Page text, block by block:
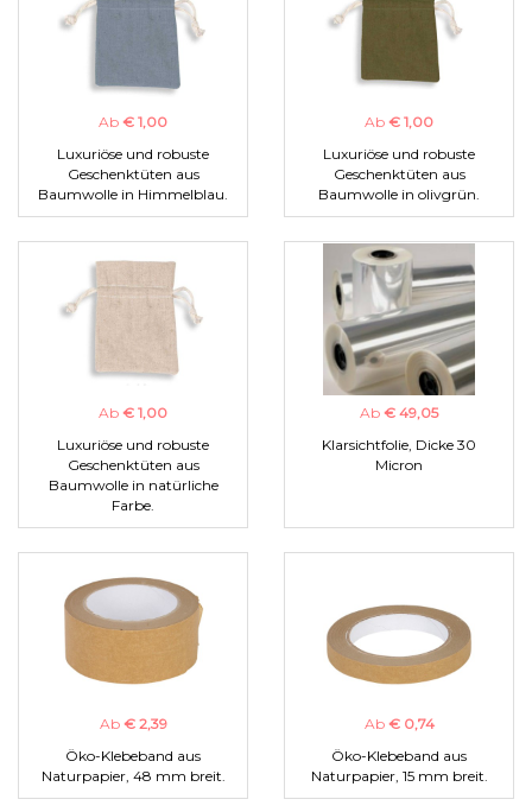
Ab € 1,00
Luxuriöse und robuste
Geschenktüten aus
Baumwolle in Himmelblau.
Ab € 1,00
Luxuriöse und robuste
Geschenktüten aus
Baumwolle in olivgrün.
Ab € 1,00
Luxuriöse und robuste
Geschenktüten aus
Baumwolle in natürliche
Farbe.
Ab € 49,05
Klarsichtfolie, Dicke 30
Micron
Ab € 2,39
Öko-Klebeband aus
Naturpapier, 48 mm breit.
Ab € 0,74
Öko-Klebeband aus
Naturpapier, 15 mm breit.